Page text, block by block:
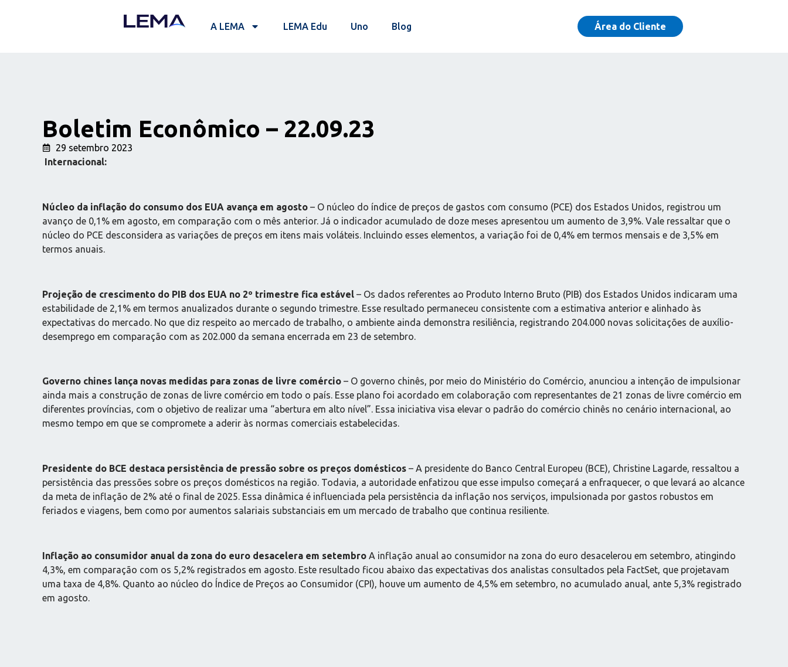
A LEMA LEMA Edu Uno Blog Área do Cliente
Boletim Econômico – 22.09.23
29 setembro 2023
Internacional:
Núcleo da inflação do consumo dos EUA avança em agosto – O núcleo do índice de preços de gastos com consumo (PCE) dos Estados Unidos, registrou um
avanço de 0,1% em agosto, em comparação com o mês anterior. Já o indicador acumulado de doze meses apresentou um aumento de 3,9%. Vale ressaltar que o
núcleo do PCE desconsidera as variações de preços em itens mais voláteis. Incluindo esses elementos, a variação foi de 0,4% em termos mensais e de 3,5% em
termos anuais.
Projeção de crescimento do PIB dos EUA no 2º trimestre fica estável – Os dados referentes ao Produto Interno Bruto (PIB) dos Estados Unidos indicaram uma
estabilidade de 2,1% em termos anualizados durante o segundo trimestre. Esse resultado permaneceu consistente com a estimativa anterior e alinhado às
expectativas do mercado. No que diz respeito ao mercado de trabalho, o ambiente ainda demonstra resiliência, registrando 204.000 novas solicitações de auxílio-
desemprego em comparação com as 202.000 da semana encerrada em 23 de setembro.
Governo chines lança novas medidas para zonas de livre comércio – O governo chinês, por meio do Ministério do Comércio, anunciou a intenção de impulsionar
ainda mais a construção de zonas de livre comércio em todo o país. Esse plano foi acordado em colaboração com representantes de 21 zonas de livre comércio em
diferentes províncias, com o objetivo de realizar uma “abertura em alto nível”. Essa iniciativa visa elevar o padrão do comércio chinês no cenário internacional, ao
mesmo tempo em que se compromete a aderir às normas comerciais estabelecidas.
Presidente do BCE destaca persistência de pressão sobre os preços domésticos – A presidente do Banco Central Europeu (BCE), Christine Lagarde, ressaltou a
persistência das pressões sobre os preços domésticos na região. Todavia, a autoridade enfatizou que esse impulso começará a enfraquecer, o que levará ao alcance
da meta de inflação de 2% até o final de 2025. Essa dinâmica é influenciada pela persistência da inflação nos serviços, impulsionada por gastos robustos em
feriados e viagens, bem como por aumentos salariais substanciais em um mercado de trabalho que continua resiliente.
Inflação ao consumidor anual da zona do euro desacelera em setembro A inflação anual ao consumidor na zona do euro desacelerou em setembro, atingindo
4,3%, em comparação com os 5,2% registrados em agosto. Este resultado ficou abaixo das expectativas dos analistas consultados pela FactSet, que projetavam
uma taxa de 4,8%. Quanto ao núcleo do Índice de Preços ao Consumidor (CPI), houve um aumento de 4,5% em setembro, no acumulado anual, ante 5,3% registrado
em agosto.